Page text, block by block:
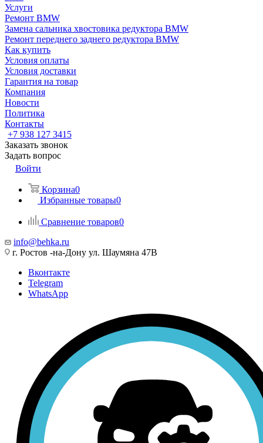
Услуги
Ремонт BMW
Замена сальника хвостовика редуктора BMW
Ремонт переднего заднего редуктора BMW
Как купить
Условия оплаты
Условия доставки
Гарантия на товар
Компания
Новости
Политика
Контакты
+7 938 127 3415
Заказать звонок
Задать вопрос
Войти
Корзина0
Избранные товары0
Сравнение товаров0
info@behka.ru
г. Ростов -на-Дону ул. Шаумяна 47В
Вконтакте
Telegram
WhatsApp